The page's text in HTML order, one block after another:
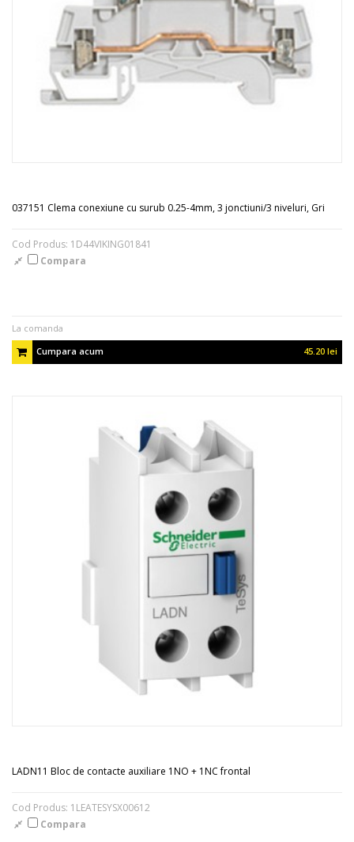
037151 Clema conexiune cu surub 0.25-4mm, 3 jonctiuni/3 niveluri, Gri
Cod Produs: 1D44VIKING01841
Compara
La comanda
Cumpara acum
45.20 lei
LADN11 Bloc de contacte auxiliare 1NO + 1NC frontal
Cod Produs: 1LEATESYSX00612
Compara